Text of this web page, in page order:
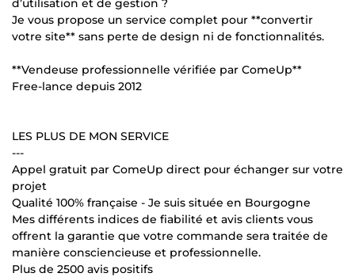
d’utilisation et de gestion ?
Je vous propose un service complet pour **convertir
votre site** sans perte de design ni de fonctionnalités.
**Vendeuse professionnelle vérifiée par ComeUp**
Free-lance depuis 2012
LES PLUS DE MON SERVICE
---
Appel gratuit par ComeUp direct pour échanger sur votre
projet
Qualité 100% française - Je suis située en Bourgogne
Mes différents indices de fiabilité et avis clients vous
offrent la garantie que votre commande sera traitée de
manière consciencieuse et professionnelle.
Plus de 2500 avis positifs